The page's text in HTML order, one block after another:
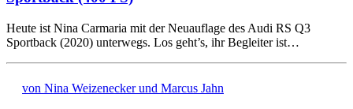
Heute ist Nina Carmaria mit der Neuauflage des Audi RS Q3
Sportback (2020) unterwegs. Los geht’s, ihr Begleiter ist…
von Nina Weizenecker und Marcus Jahn